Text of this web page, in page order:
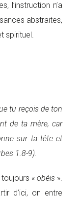
l’instruction n’a
abstraites,
spirituel.
tu reçois de ton
de ta mère, car
sur ta tête et
1.8-9).
«obéis ».
d’ici, on entre